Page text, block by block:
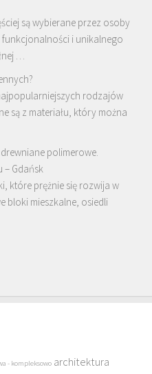
są wybierane przez osoby
i unikalnego
…
rodzajów
są z materiału, który można
polimerowe.
– Gdańsk
które prężnie się rozwija w
bloki mieszkalne, osiedli
- kompleksowo architektura